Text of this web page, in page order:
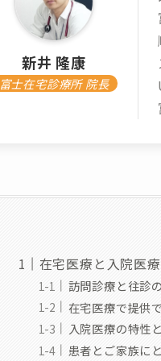
新井 隆康
富士在宅診療所 院長
在宅医療と入院医
訪問診療と往診
在宅医療で提供
入院医療の特性
患者とご家族に